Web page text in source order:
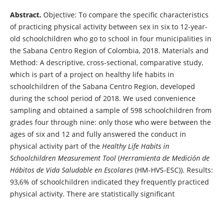
Abstract. Objective: To compare the specific characteristics
of practicing physical activity between sex in six to 12-year-
old schoolchildren who go to school in four municipalities in
the Sabana Centro Region of Colombia, 2018. Materials and
Method: A descriptive, cross-sectional, comparative study,
which is part of a project on healthy life habits in
schoolchildren of the Sabana Centro Region, developed
during the school period of 2018. We used convenience
sampling and obtained a sample of 598 schoolchildren from
grades four through nine: only those who were between the
ages of six and 12 and fully answered the conduct in
physical activity part of the Healthy Life Habits in
Schoolchildren Measurement Tool (Herramienta de Medición de
Hábitos de Vida Saludable en Escolares(HM-HVS-ESC)). Results:
93,6% of schoolchildren indicated they frequently practiced
physical activity. There are statistically significant